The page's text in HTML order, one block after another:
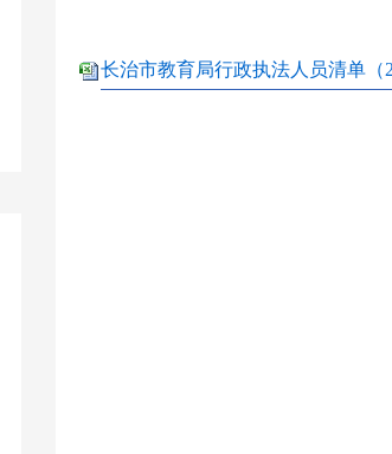
长治市教育局行政执法人员清单（